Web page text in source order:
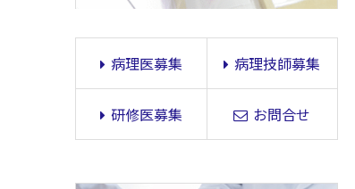
病理医募集 病理技師募集
研修医募集 お問合せ